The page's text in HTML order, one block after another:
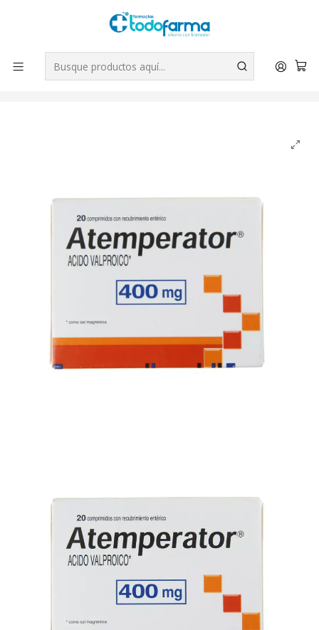
Tus compras tienen envío GRATIS por Rappi - Atención exclusiva
para Chile | WhatsApp +56
Leer más
Inicio Medicamentos
Atemperator Ácido Valproico 400 mg 20 Comprimidos